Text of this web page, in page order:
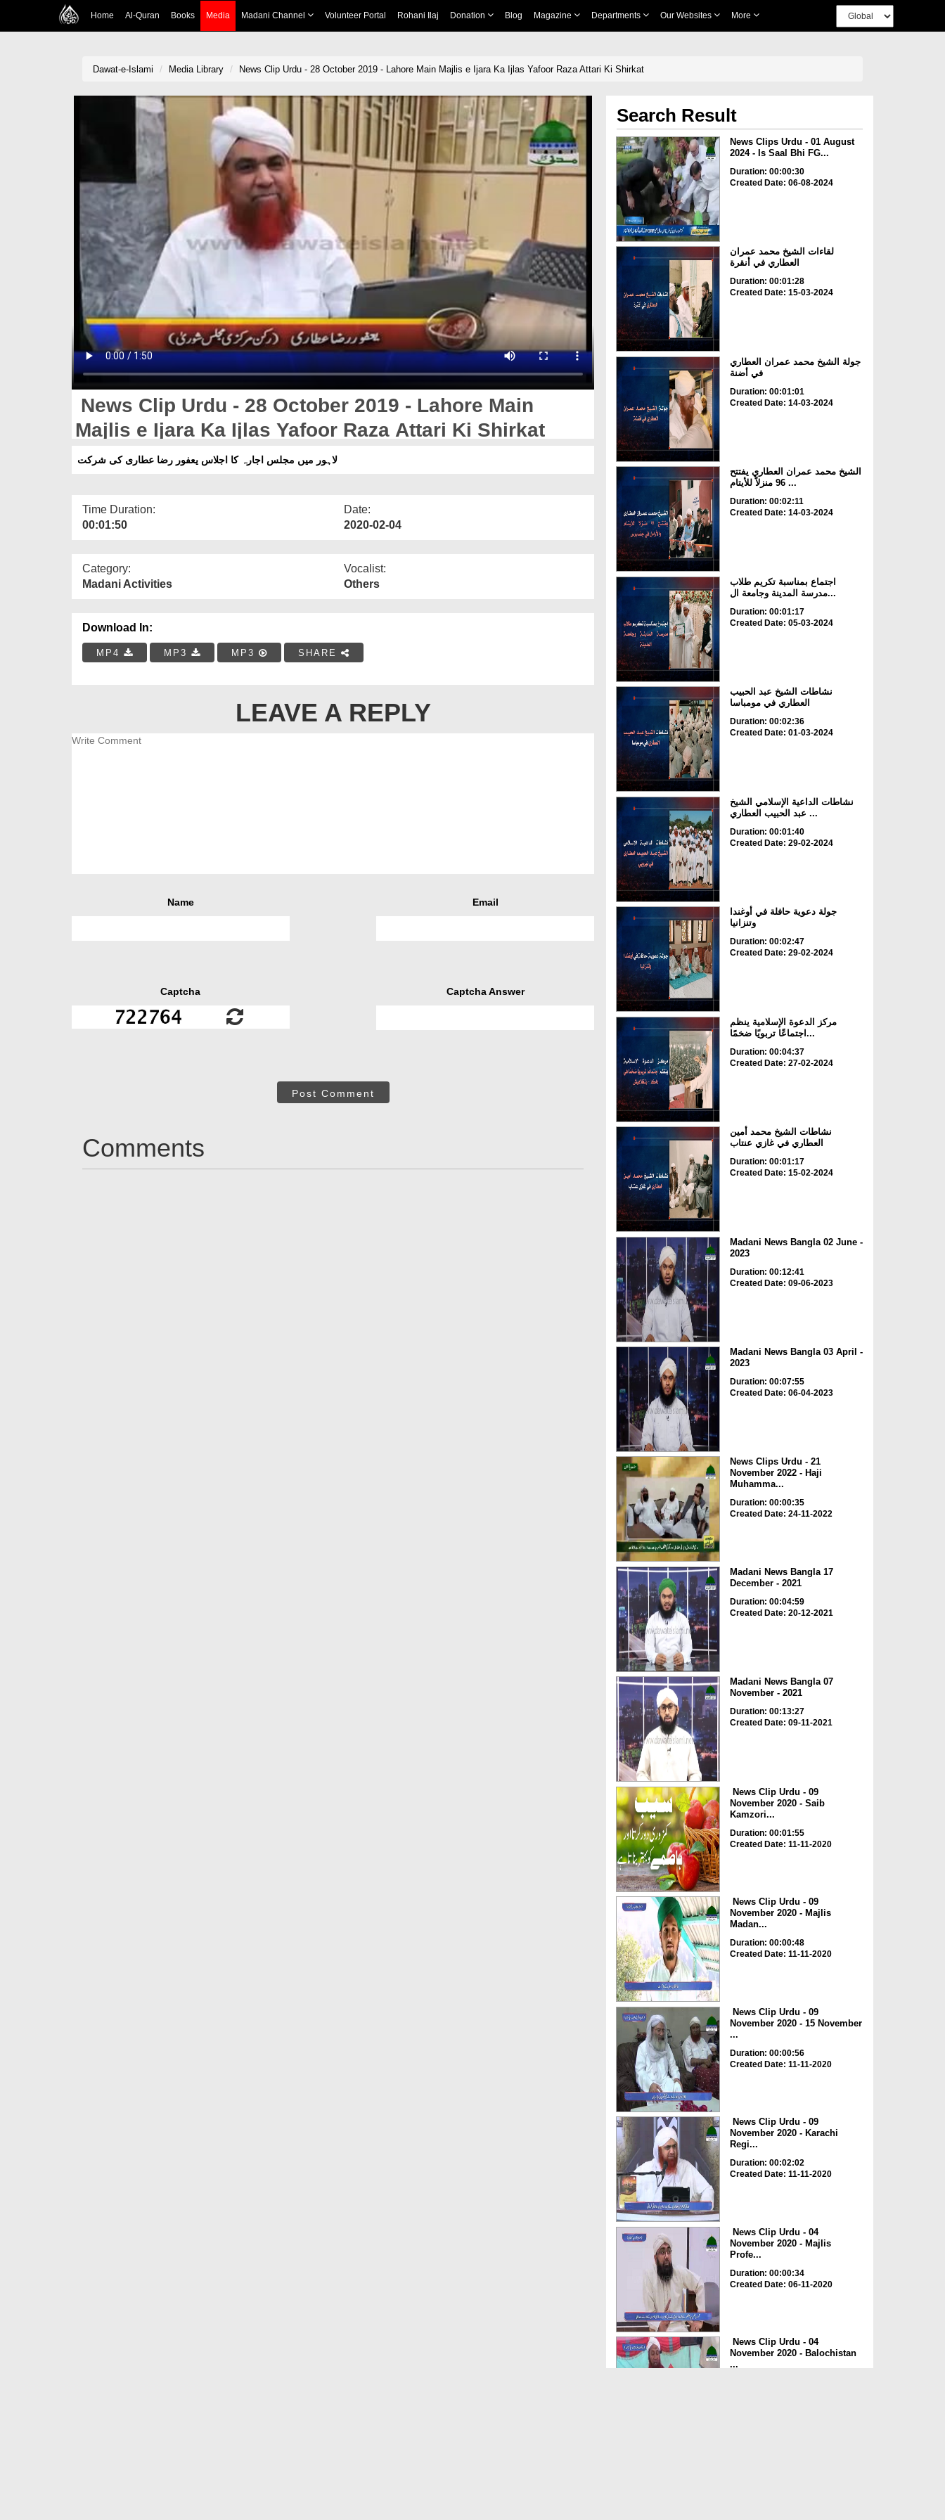
Home Al-Quran Books Media Madani Channel Volunteer Portal Rohani Ilaj Donation Blog Magazine Departments Our Websites More
Dawat-e-Islami Media Library News Clip Urdu - 28 October 2019 - Lahore Main Majlis e Ijara Ka Ijlas Yafoor Raza Attari Ki Shirkat
News Clip Urdu - 28 October 2019 - Lahore Main
Majlis e Ijara Ka Ijlas Yafoor Raza Attari Ki Shirkat
لاہور میں مجلس اجارہ کا اجلاس یعفور رضا عطاری کی شرکت
Time Duration:
00:01:50
Date:
2020-02-04
Category:
Madani Activities
Vocalist:
Others
Download In:
MP4 MP3 MP3 SHARE
LEAVE A REPLY
Name Email
Captcha Captcha Answer
Post Comment
Comments
Search Result
News Clips Urdu - 01 August
2024 - Is Saal Bhi FG...
Duration: 00:00:30
Created Date: 06-08-2024
لقاءات الشيخ محمد عمران
العطاري في أنقرة
Duration: 00:01:28
Created Date: 15-03-2024
جولة الشيخ محمد عمران العطاري
في أضنة
Duration: 00:01:01
Created Date: 14-03-2024
الشيخ محمد عمران العطاري يفتتح
96 منزلاً للأيتام ...
Duration: 00:02:11
Created Date: 14-03-2024
اجتماع بمناسبة تكريم طلاب
مدرسة المدينة وجامعة ال...
Duration: 00:01:17
Created Date: 05-03-2024
نشاطات الشيخ عبد الحبيب
العطاري في مومباسا
Duration: 00:02:36
Created Date: 01-03-2024
نشاطات الداعية الإسلامي الشيخ
عبد الحبيب العطاري ...
Duration: 00:01:40
Created Date: 29-02-2024
جولة دعوية حافلة في أوغندا
وتنزانيا
Duration: 00:02:47
Created Date: 29-02-2024
مركز الدعوة الإسلامية ينظم
اجتماعًا تربويًا ضخمًا...
Duration: 00:04:37
Created Date: 27-02-2024
نشاطات الشيخ محمد أمين
العطاري في غازي عنتاب
Duration: 00:01:17
Created Date: 15-02-2024
Madani News Bangla 02 June -
2023
Duration: 00:12:41
Created Date: 09-06-2023
Madani News Bangla 03 April -
2023
Duration: 00:07:55
Created Date: 06-04-2023
News Clips Urdu - 21
November 2022 - Haji
Muhamma...
Duration: 00:00:35
Created Date: 24-11-2022
Madani News Bangla 17
December - 2021
Duration: 00:04:59
Created Date: 20-12-2021
Madani News Bangla 07
November - 2021
Duration: 00:13:27
Created Date: 09-11-2021
News Clip Urdu - 09
November 2020 - Saib
Kamzori...
Duration: 00:01:55
Created Date: 11-11-2020
News Clip Urdu - 09
November 2020 - Majlis
Madan...
Duration: 00:00:48
Created Date: 11-11-2020
News Clip Urdu - 09
November 2020 - 15 November
...
Duration: 00:00:56
Created Date: 11-11-2020
News Clip Urdu - 09
November 2020 - Karachi
Regi...
Duration: 00:02:02
Created Date: 11-11-2020
News Clip Urdu - 04
November 2020 - Majlis
Profe...
Duration: 00:00:34
Created Date: 06-11-2020
News Clip Urdu - 04
November 2020 - Balochistan
...